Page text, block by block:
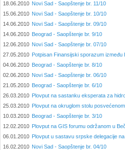
18.06.2010 Novi Sad - Saopštenje br. 11/10
15.06.2010 Novi Sad - Saopštenje br. 10/10
14.06.2010 Novi Sad - Saopštenje br. 09/10
14.06.2010 Beograd - Saopštenje br. 9/10
12.06.2010 Novi Sad - Saopštenje br. 07/10
27.05.2010 Potpisan Finansijski sporazum između
04.06.2010 Beograd - Saopštenje br. 8/10
02.06.2010 Novi Sad - Saopštenje br. 06/10
21.05.2010 Beograd - Saopštenje br. 6/10
26.03.2010 Plovput na sastanku eksperata za
25.03.2010 Plovput na okruglom stolu
10.03.2010 Beograd - Saopštenje br. 3/10
12.02.2010 Plovput na GIS forumu održanom u
06.01.2010 Plovput u sastavu srpske delegacije
16.02.2010 Novi Sad - Saopštenje br. 04/10